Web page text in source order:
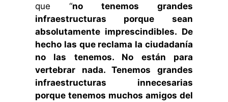
que “no tenemos grandes
infraestructuras porque sean
absolutamente imprescindibles. De
hecho las que reclama la ciudadanía
no las tenemos. No están para
vertebrar nada. Tenemos grandes
infraestructuras innecesarias
porque tenemos muchos amigos del